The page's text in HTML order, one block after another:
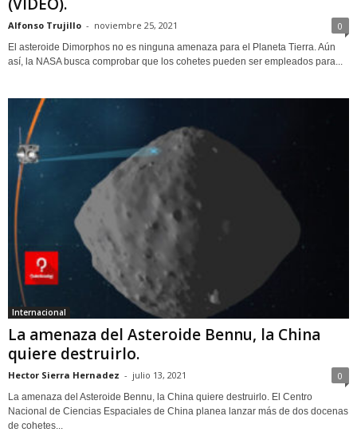
Alfonso Trujillo - noviembre 25, 2021 0
El asteroide Dimorphos no es ninguna amenaza para el Planeta Tierra. Aún
así, la NASA busca comprobar que los cohetes pueden ser empleados para...
Internacional
La amenaza del Asteroide Bennu, la China
quiere destruirlo.
Hector Sierra Hernadez - julio 13, 2021 0
La amenaza del Asteroide Bennu, la China quiere destruirlo. El Centro
Nacional de Ciencias Espaciales de China planea lanzar más de dos docenas
de cohetes...